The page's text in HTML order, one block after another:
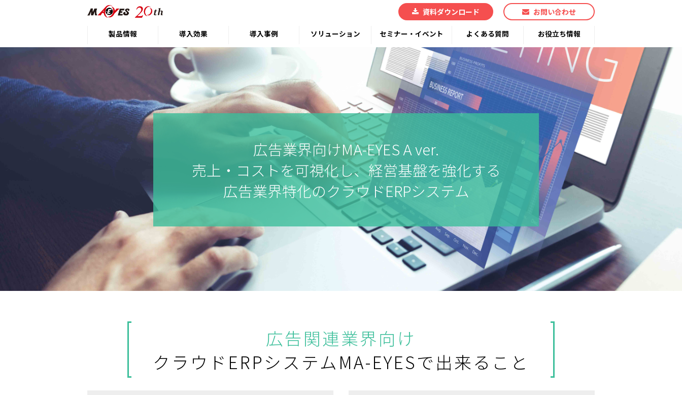
製品情報 導入効果 導入事例 ソリューション セミナー・イベント よくある質問 お役立ち情報
資料ダウンロード お問い合わせ
広告業界向けMA-EYES A ver.
売上・コストを可視化し、経営基盤を強化する
広告業界特化のクラウドERPシステム
広告関連業界向け
クラウドERPシステムMA-EYESで出来ること